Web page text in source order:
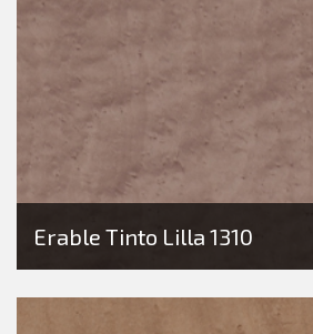
Erable Tinto Lilla 1310